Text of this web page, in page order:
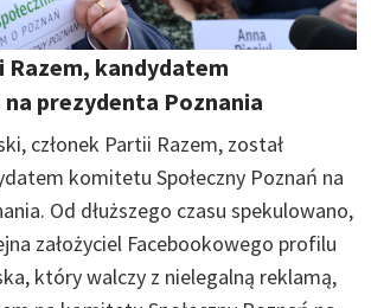
Razem, kandydatem
prezydenta Poznania
członek Partii Razem, został
komitetu Społeczny Poznań na
Od dłuższego czasu spekulowano,
założyciel Facebookowego profilu
który walczy z nielegalną reklamą,